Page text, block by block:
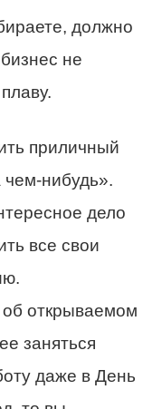
должно
не
приличный
нибудь».
дело
все свои
открываемом
заняться
даже в День